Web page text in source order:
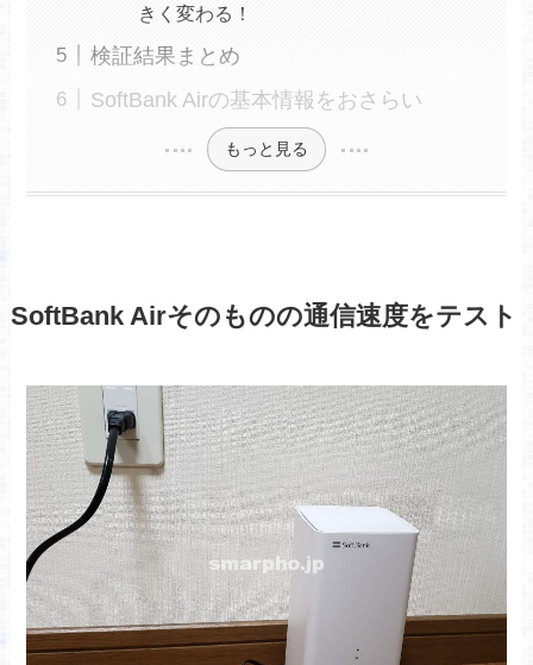
きく変わる！
検証結果まとめ
SoftBank Airの基本情報をおさらい
もっと見る
SoftBank Airそのものの通信速度をテスト